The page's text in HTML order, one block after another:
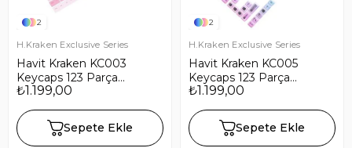
2
H.Kraken Exclusive Series
Havit Kraken KC003
Keycaps 123 Parça
Gaming Mekanik Klavye
₺1.199,00
Sepete Ekle
2
H.Kraken Exclusive Series
Havit Kraken KC005
Keycaps 123 Parça
Gaming Mekanik Klavye
₺1.199,00
Sepete Ekle